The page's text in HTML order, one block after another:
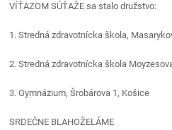
VÍŤAZOM SÚŤAŽE sa stalo družstvo:
1. Stredná zdravotnícka škola,
2. Stredná zdravotnícka škola
3. Gymnázium, Šrobárova 1, Košice
SRDEČNE BLAHOŽELÁME